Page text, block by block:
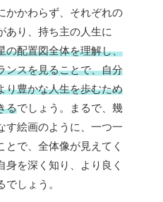
かかわらず、それぞれの
あり、持ち主の人生に
の配置図全体を理解し、
ンスを見ることで、自分
り豊かな人生を歩むため
るでしょう。まるで、幾
す絵画のように、一つ一
で、全体像が見えてく
身を深く知り、より良く
しょう。